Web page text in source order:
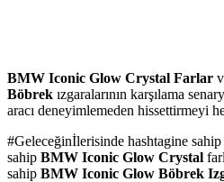
BMW Iconic Glow Crystal Farlar
Böbrek ızgaralarının karşılama
aracı deneyimlemeden hissettirmeyi
#Geleceğinİlerisinde hashtagine
sahip BMW Iconic Glow Crystal
sahip BMW Iconic Glow Böbrek